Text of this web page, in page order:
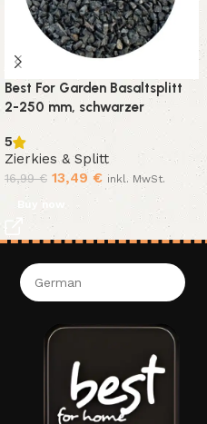
Best For Garden Basaltsplitt
2-250 mm, schwarzer
Ziersplitt aus Naturstein für
Garten, Wege & Beete
5
Zierkies & Splitt
16,99€ 13,49 € inkl. MwSt.
Buy now